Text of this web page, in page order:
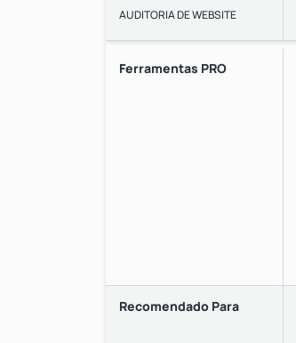
AUDITORIA DE WEBSITE
Ferramentas PRO
Recomendado Para